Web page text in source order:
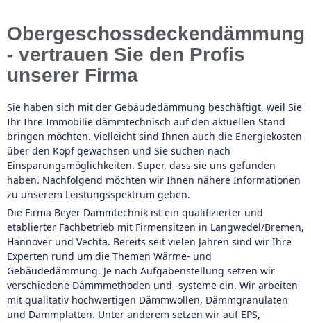
Obergeschossdeckendämmung
- vertrauen Sie den Profis
unserer Firma
Sie haben sich mit der Gebäudedämmung beschäftigt, weil Sie
Ihr Ihre Immobilie dämmtechnisch auf den aktuellen Stand
bringen möchten. Vielleicht sind Ihnen auch die Energiekosten
über den Kopf gewachsen und Sie suchen nach
Einsparungsmöglichkeiten. Super, dass sie uns gefunden
haben. Nachfolgend möchten wir Ihnen nähere Informationen
zu unserem Leistungsspektrum geben.
Die Firma Beyer Dämmtechnik ist ein qualifizierter und
etablierter Fachbetrieb mit Firmensitzen in Langwedel/Bremen,
Hannover und Vechta. Bereits seit vielen Jahren sind wir Ihre
Experten rund um die Themen Wärme- und
Gebäudedämmung. Je nach Aufgabenstellung setzen wir
verschiedene Dämmmethoden und -systeme ein. Wir arbeiten
mit qualitativ hochwertigen Dämmwollen, Dämmgranulaten
und Dämmplatten. Unter anderem setzen wir auf EPS,